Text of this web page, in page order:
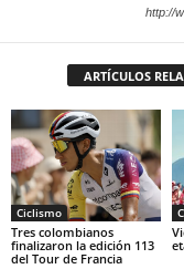
http://
ARTÍCULOS
Ciclismo
Tres colombianos
finalizaron la edición 113
del Tour de Francia